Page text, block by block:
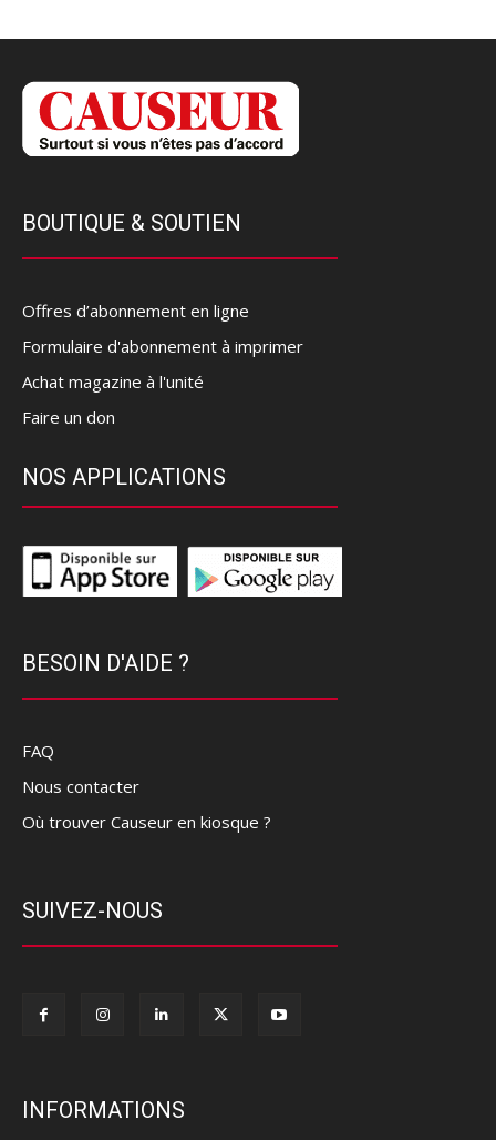
BOUTIQUE & SOUTIEN
Offres d’abonnement en ligne
Formulaire d'abonnement à imprimer
Achat magazine à l'unité
Faire un don
NOS APPLICATIONS
BESOIN D'AIDE ?
FAQ
Nous contacter
Où trouver Causeur en kiosque ?
SUIVEZ-NOUS
INFORMATIONS